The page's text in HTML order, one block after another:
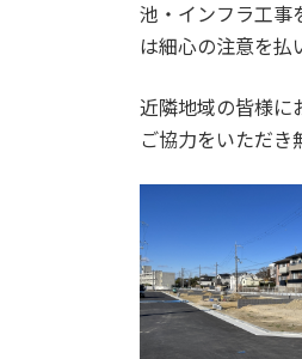
池・インフラ工事
は細心の注意を払
近隣地域の皆様に
ご協力をいただき